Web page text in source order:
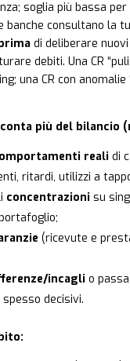
soglia più bassa
banche consultano la
di deliberare
debiti. Una CR
una CR con anomalie
conta più del bilancio
reali di
ritardi, utilizzi a
concentrazioni su
(ricevute e
incagli o
decisivi.